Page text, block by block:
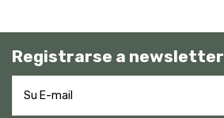
Registrarse a newsletter